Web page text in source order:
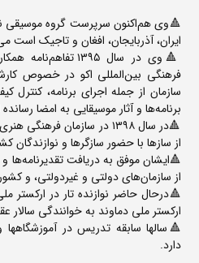
🔺وی هم‌اکنون سرپرست گروه موسیقی
ایران، آذربایجان، افغان و تاجیک است
🔺وی در سال ۱۳۹۵
فرهنگی بین‌المللی اکو در خصوص
سازمان از جمله اجرای برنامه،
برنامه‌ها و آثار موسیقایی به امضا
🔺در سال۸۹۳ ۱ در سازمان فرهنگی
از سازها با حضور سازگرها و
🔺ایشان موفق به دریافت تقدیر‌نامه‌ها
از سازمان‌های دولتی و غیردولتی، و
🔺درحال حاضر نوازنده تار در ارکستر
ارکستر ملی دماوند به خوانندگی سالار
🔺سالها سابقه تدریس در آموزشگاهها
دارد.